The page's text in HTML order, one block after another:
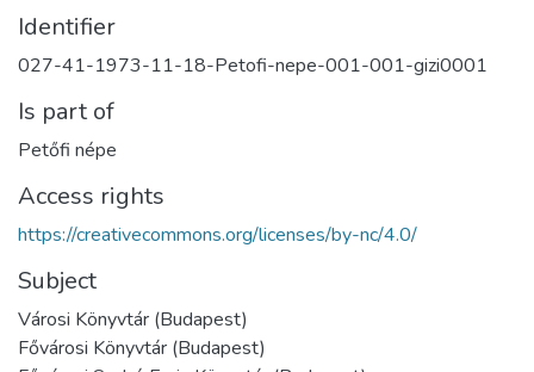
Identifier
027-41-1973-11-18-Petofi-nepe-001-001-gizi0001
Is part of
Petőfi népe
Access rights
https://creativecommons.org/licenses/by-nc/4.0/
Subject
Városi Könyvtár (Budapest)
Fővárosi Könyvtár (Budapest)